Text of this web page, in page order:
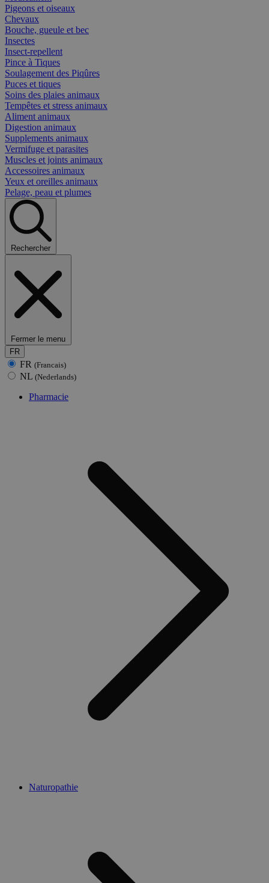
Pigeons et oiseaux
Chevaux
Bouche, gueule et bec
Insectes
Insect-repellent
Pince à Tiques
Soulagement des Piqûres
Puces et tiques
Soins des plaies animaux
Tempêtes et stress animaux
Aliment animaux
Digestion animaux
Supplements animaux
Vermifuge et parasites
Muscles et joints animaux
Accessoires animaux
Yeux et oreilles animaux
Pelage, peau et plumes
Rechercher
Fermer le menu
FR
FR (Francais)
NL (Nederlands)
Pharmacie
Naturopathie